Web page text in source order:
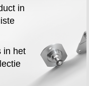
in
in het